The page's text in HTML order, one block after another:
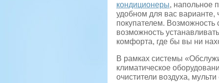
кондиционеры, напольное
удобном для вас варианте,
покупателем.
возможность
комфорта, где бы вы ни
В рамках системы
климатическое
очистители воздуха,